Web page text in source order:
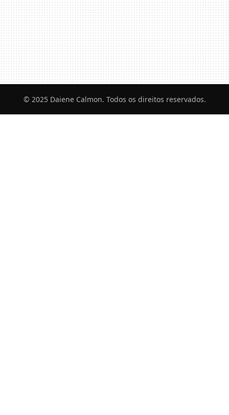
© 2025 Daiene Calmon. Todos os direitos reservados.